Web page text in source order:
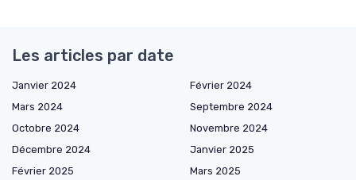
Les articles par date
Janvier 2024
Février 2024
Mars 2024
Septembre 2024
Octobre 2024
Novembre 2024
Décembre 2024
Janvier 2025
Février 2025
Mars 2025